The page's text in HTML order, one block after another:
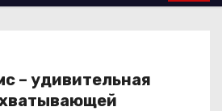
– удивительная